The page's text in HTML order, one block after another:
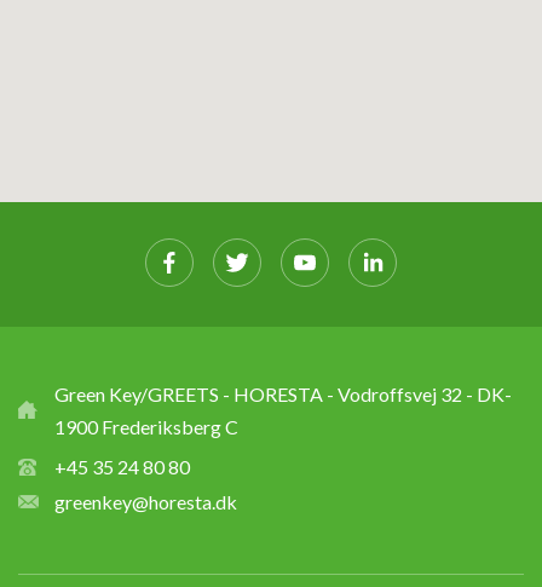
Green Key/GREETS - HORESTA - Vodroffsvej 32 - DK-
1900 Frederiksberg C
+45 35 24 80 80
greenkey@horesta.dk